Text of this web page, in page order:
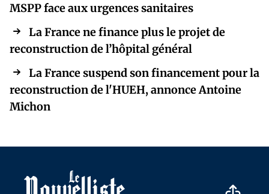
MSPP face aux urgences sanitaires
La France ne finance plus le projet de
reconstruction de l’hôpital général
La France suspend son financement pour la
reconstruction de l'HUEH, annonce Antoine
Michon